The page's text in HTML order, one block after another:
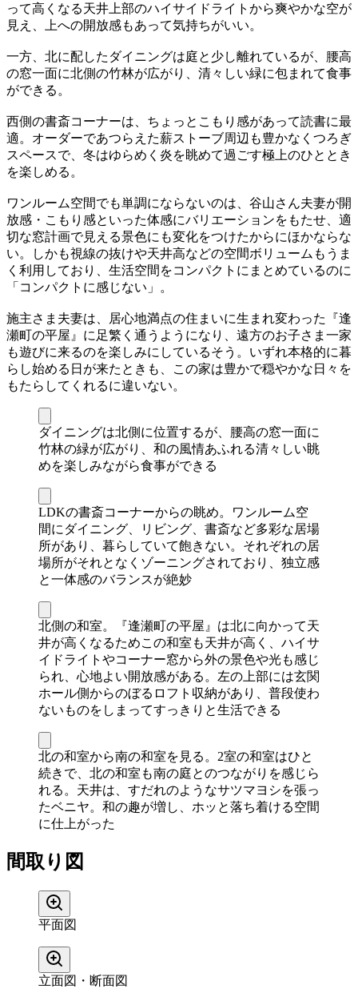
って高くなる天井上部のハイサイドライトから爽やかな空が
見え、上への開放感もあって気持ちがいい。
一方、北に配したダイニングは庭と少し離れているが、腰高
の窓一面に北側の竹林が広がり、清々しい緑に包まれて食事
ができる。
西側の書斎コーナーは、ちょっとこもり感があって読書に最
適。オーダーであつらえた薪ストーブ周辺も豊かなくつろぎ
スペースで、冬はゆらめく炎を眺めて過ごす極上のひととき
を楽しめる。
ワンルーム空間でも単調にならないのは、谷山さん夫妻が開
放感・こもり感といった体感にバリエーションをもたせ、適
切な窓計画で見える景色にも変化をつけたからにほかならな
い。しかも視線の抜けや天井高などの空間ボリュームもうま
く利用しており、生活空間をコンパクトにまとめているのに
「コンパクトに感じない」。
施主さま夫妻は、居心地満点の住まいに生まれ変わった『逢
瀬町の平屋』に足繁く通うようになり、遠方のお子さま一家
も遊びに来るのを楽しみにしているそう。いずれ本格的に暮
らし始める日が来たときも、この家は豊かで穏やかな日々を
もたらしてくれるに違いない。
ダイニングは北側に位置するが、腰高の窓一面に
竹林の緑が広がり、和の風情あふれる清々しい眺
めを楽しみながら食事ができる
LDKの書斎コーナーからの眺め。ワンルーム空
間にダイニング、リビング、書斎など多彩な居場
所があり、暮らしていて飽きない。それぞれの居
場所がそれとなくゾーニングされており、独立感
と一体感のバランスが絶妙
北側の和室。『逢瀬町の平屋』は北に向かって天
井が高くなるためこの和室も天井が高く、ハイサ
イドライトやコーナー窓から外の景色や光も感じ
られ、心地よい開放感がある。左の上部には玄関
ホール側からのぼるロフト収納があり、普段使わ
ないものをしまってすっきりと生活できる
北の和室から南の和室を見る。2室の和室はひと
続きで、北の和室も南の庭とのつながりを感じら
れる。天井は、すだれのようなサツマヨシを張っ
たベニヤ。和の趣が増し、ホッと落ち着ける空間
に仕上がった
間取り図
平面図
立面図・断面図